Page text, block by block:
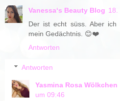
Vanessa‘s Beauty Blog 18.
Der ist echt süss. Aber
mein Gedächtnis. 😊❤️
Antworten
Antworten
Yasmina Rosa Wölkchen
um 09:46